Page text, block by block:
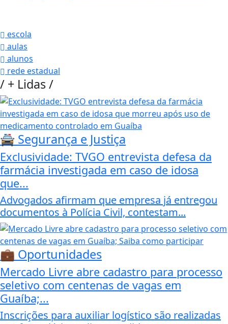
escola
aulas
alunos
rede estadual
/ + Lidas/
🚔 Segurança e Justiça
Exclusividade: TVGO entrevista defesa da
farmácia investigada em caso de idosa
que...
Advogados afirmam que empresa já entregou
documentos à Polícia Civil, contestam...
💼 Oportunidades
Mercado Livre abre cadastro para processo
seletivo com centenas de vagas em
Guaíba;...
Inscrições para auxiliar logístico são realizadas